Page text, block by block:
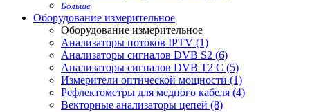
Больше
Оборудование измерительное
Оборудование измерительное
Анализаторы потоков IPTV (1)
Анализаторы сигналов DVB S2 (6)
Анализаторы сигналов DVB T2 С (5)
Измерители оптической мощности (1)
Рефлектометры для медного кабеля (4)
Векторные анализаторы цепей (8)